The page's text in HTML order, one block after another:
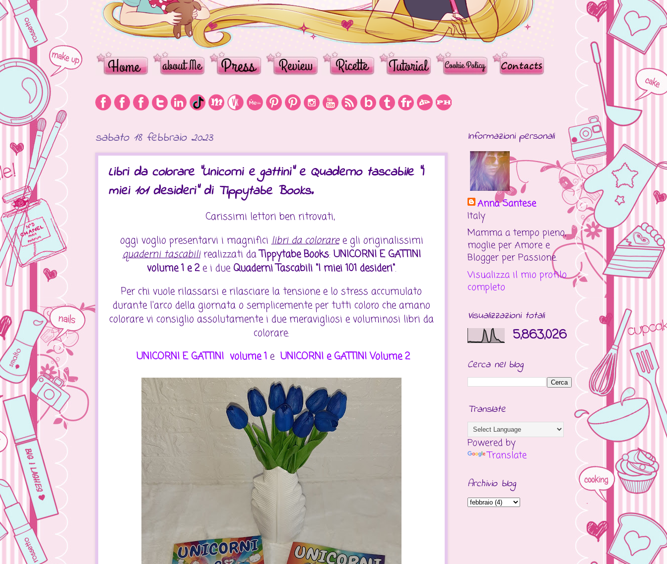
sabato 18 febbraio 2023
Libri da colorare "Unicorni e gattini" e Quaderno tascabile "I
miei 101 desideri" di Tippytabe Books.
Carissimi lettori ben ritrovati,
oggi voglio presentarvi i magnificilibri da coloraree gli originalissimi
quaderni tascabili realizzati daTippytabe Books: UNICORNI E GATTINI
volume 1 e 2e i dueQuaderni Tascabili "I miei 101 desideri".
Per chi vuole rilassarsi e rilasciare la tensione e lo stress accumulato
durante l'arco della giornata o semplicemente per tutti coloro che amano
colorare vi consiglio assolutamente i due meravigliosi e voluminosi libri da
colorare:
UNICORNI E GATTINI volume 1 e UNICORNI e GATTINI Volume 2
Informazioni personali
Anna Santese
Italy
Mamma a tempo pieno,
moglie per Amore e
Blogger per Passione.
Visualizza il mio profilo
completo
Visualizzazioni totali
5,863,026
Cerca nel blog
Translate
Powered by
Translate
Archivio blog